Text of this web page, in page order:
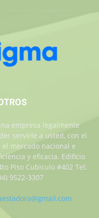
empresa legalmente
servirle a usted, con el
mercado nacional e
y eficacia. Edificio
Piso Cubiculo #402 Tel:
9522-3307